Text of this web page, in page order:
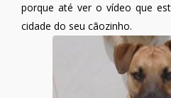
porque até ver o vídeo que
cidade do seu cãozinho.